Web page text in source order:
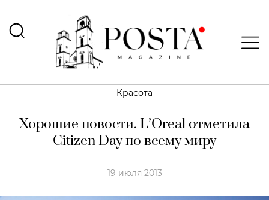
Красота
Хорошие новости. L’Oreal отметила
Citizen Day по всему миру
19 июля 2013